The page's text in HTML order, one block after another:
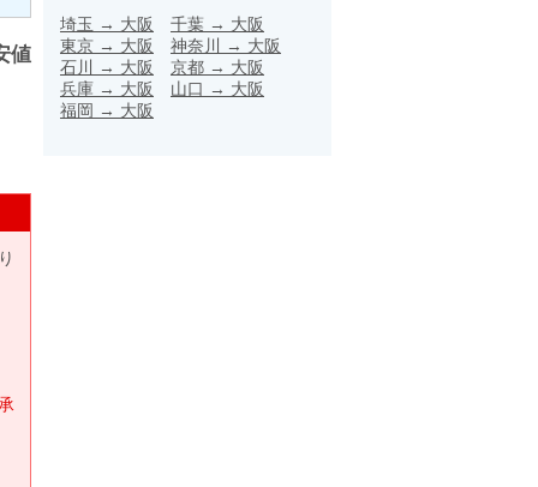
値
埼玉 → 大阪 千葉 → 大阪
東京 → 大阪 神奈川 → 大阪
石川
→ 大阪 京都 → 大阪
兵庫 → 大阪 山口 → 大阪
福岡 → 大阪